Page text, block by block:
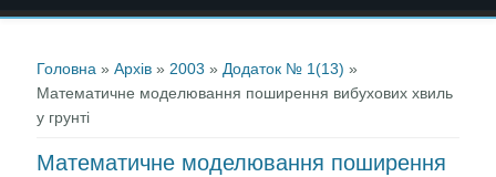
Головна »Архів » 2003 » Додаток № 1(13) »
Математичне моделювання поширення вибухових хвиль
у грунті
Математичне моделювання поширення